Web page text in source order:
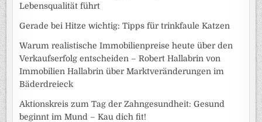
Lebensqualität führt
Gerade bei Hitze wichtig: Tipps für trinkfaule Katzen
Warum realistische Immobilienpreise heute über den
Verkaufserfolg entscheiden – Robert Hallabrin von
Immobilien Hallabrin über Marktveränderungen im
Bäderdreieck
Aktionskreis zum Tag der Zahngesundheit: Gesund
beginnt im Mund – Kau dich fit!